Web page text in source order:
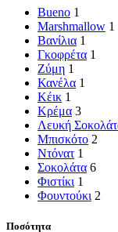
Bueno 1
Marshmallow 1
Βανίλια 1
Γκοφρέτα 1
Ζύμη 1
Κανέλα 1
Κέικ 1
Κρέμα 3
Λευκή
Μπισκότο 2
Ντόνατ 1
Σοκολάτα 6
Φιστίκι 1
Φουντούκι 2
Ποσότητα